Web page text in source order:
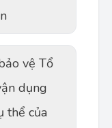
vệ Tổ
dụng
thể của